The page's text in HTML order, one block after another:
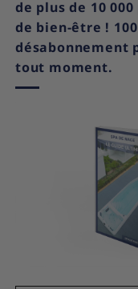
de plus de 10
de bien-être !
désabonnement
tout moment.